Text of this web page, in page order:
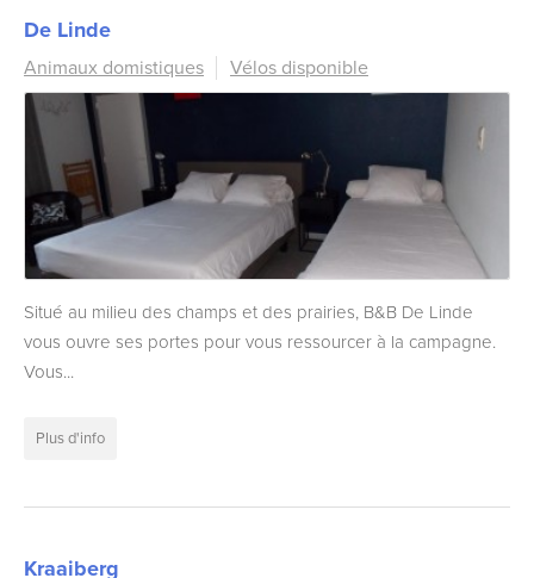
De Linde
Animaux domistiques Vélos disponible
Situé au milieu des champs et des prairies, B&B De Linde
vous ouvre ses portes pour vous ressourcer à la campagne.
Vous...
Plus d'info
Kraaiberg